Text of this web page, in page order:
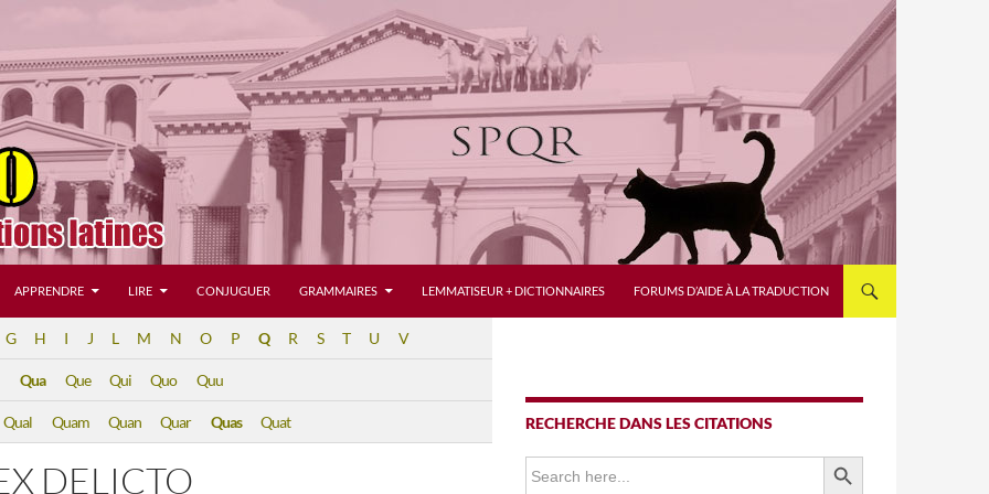
APPRENDRE LIRE CONJUGUER GRAMMAIRES LEMMATISEUR + DICTIONNAIRES FORUMS D’AIDE À LA TRADUCTION
G H I J L M N O P Q R S T U V
Qua Que Qui Quo Quu
Qual Quam Quan Quar Quas Quat
DELICTO
RECHERCHE DANS LES CITATIONS
Search
for:
SEARCH BUTTON